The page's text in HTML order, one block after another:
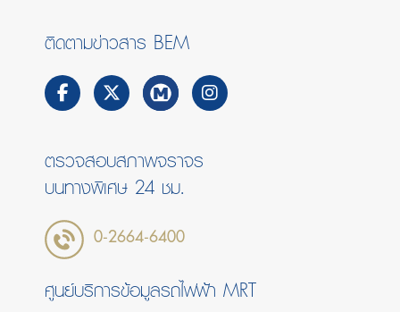
ติดตามข่าวสาร BEM
ตรวจสอบสภาพจราจร
บนทางพิเศษ 24 ชม.
0-2664-6400
ศูนย์บริการข้อมูลรถไฟฟ้า MRT